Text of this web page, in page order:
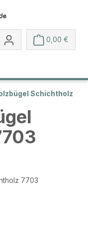
0 Produkte auf dem
0,00 €
Schichtholz